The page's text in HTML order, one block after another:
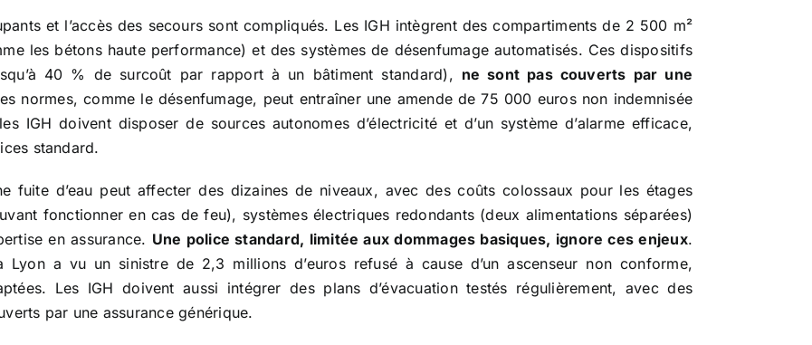
et l’accès des secours sont compliqués. Les IGH intègrent des compartiments de 2 500 m²
les bétons haute performance) et des systèmes de désenfumage automatisés. Ces dispositifs
40 % de surcoût par rapport à un bâtiment standard), ne sont pas couverts par une
normes, comme le désenfumage, peut entraîner une amende de 75 000 euros non indemnisée
IGH doivent disposer de sources autonomes d’électricité et d’un système d’alarme efficace,
standard.
fuite d’eau peut affecter des dizaines de niveaux, avec des coûts colossaux pour les étages
fonctionner en cas de feu), systèmes électriques redondants (deux alimentations séparées)
en assurance. Une police standard, limitée aux dommages basiques, ignore ces enjeux.
a vu un sinistre de 2,3 millions d’euros refusé à cause d’un ascenseur non conforme,
Les IGH doivent aussi intégrer des plans d’évacuation testés régulièrement, avec des
par une assurance générique.